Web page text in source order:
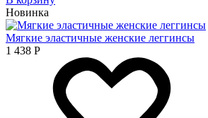
Новинка
Мягкие эластичные женские леггинсы
1 438 Р